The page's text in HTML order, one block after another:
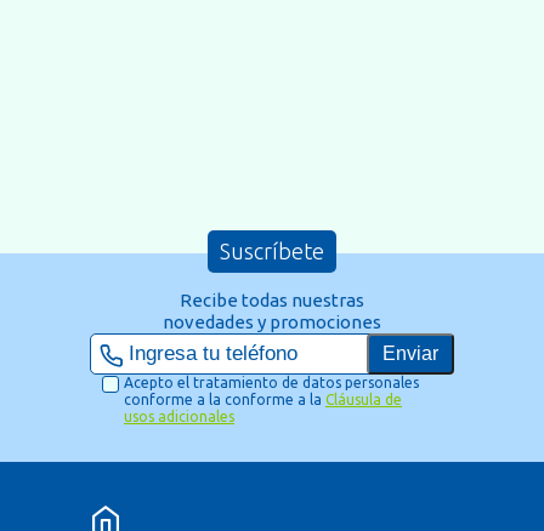
Suscríbete
Recibe todas nuestras
novedades y promociones
Enviar
Acepto el tratamiento de datos personales
conforme a la conforme a la Cláusula de
usos adicionales